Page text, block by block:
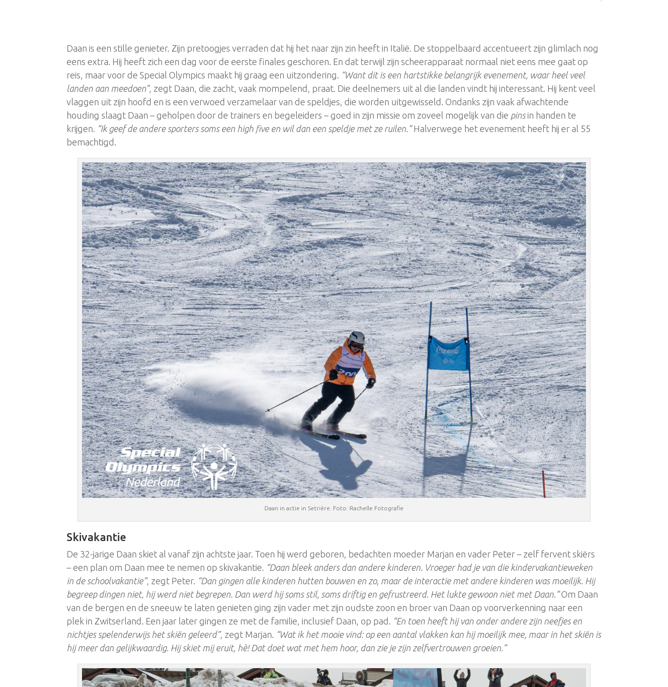
Daan is een stille genieter. Zijn pretoogjes verraden dat hij het naar zijn zin heeft in Italië. De stoppelbaard accentueert zijn glimlach nog
eens extra. Hij heeft zich een dag voor de eerste finales geschoren. En dat terwijl zijn scheerapparaat normaal niet eens mee gaat op
reis, maar voor de Special Olympics maakt hij graag een uitzondering.
“Want dit is een hartstikke belangrijk evenement, waar heel veel
landen aan meedoen”, zegt Daan, die zacht, vaak mompelend, praat. Die deelnemers uit al die landen vindt hij interessant. Hij kent veel
vlaggen uit zijn hoofd en is een verwoed verzamelaar van de speldjes, die worden uitgewisseld. Ondanks zijn vaak afwachtende
houding slaagt Daan – geholpen door de trainers en begeleiders – goed in zijn missie om zoveel mogelijk van die pinsin handen te
krijgen. “Ik geef de andere sporters soms een high five en wil dan een speldje met ze ruilen.”Halverwege het evenement heeft hij er al 55
bemachtigd.
Daan in actie in Setrière. Foto: Rachelle Fotografie
Skivakantie
De 32-jarige Daan skiet al vanaf zijn achtste jaar. Toen hij werd geboren, bedachten moeder Marjan en vader Peter – zelf fervent skiërs
– een plan om Daan mee te nemen op skivakantie. “Daan bleek anders dan andere kinderen. Vroeger had je van die kindervakantieweken
in de schoolvakantie”, zegt Peter. “Dan gingen alle kinderen hutten bouwen en zo, maar de interactie met andere kinderen was moeilijk. Hij
begreep dingen niet, hij werd niet begrepen. Dan werd hij soms stil, soms driftig en gefrustreerd. Het lukte gewoon niet met Daan.”Om Daan
van de bergen en de sneeuw te laten genieten ging zijn vader met zijn oudste zoon en broer van Daan op voorverkenning naar een
plek in Zwitserland. Een jaar later gingen ze met de familie, inclusief Daan, op pad. “En toen heeft hij van onder andere zijn neefjes en
nichtjes spelenderwijs het skiën geleerd”, zegt Marjan. “Wat ik het mooie vind: op een aantal vlakken kan hij moeilijk mee, maar in het skiën is
hij meer dan gelijkwaardig. Hij skiet mij eruit, hè! Dat doet wat met hem hoor, dan zie je zijn zelfvertrouwen groeien.”